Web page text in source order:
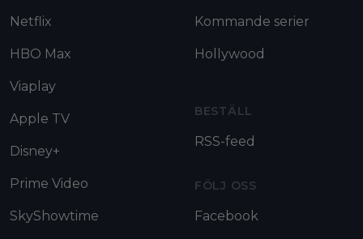
Netflix
HBO Max
Viaplay
Apple TV
Disney+
Prime Video
SkyShowtime
Kommande serier
Hollywood
BESTÄLL
RSS-feed
FÖLJ OSS
Facebook